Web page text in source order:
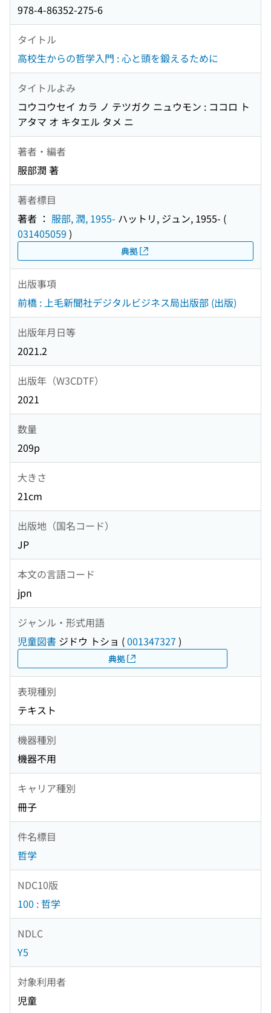
978-4-86352-275-6
タイトル
高校生からの哲学入門 : 心と頭を鍛えるために
タイトルよみ
コウコウセイ カラ ノ テツガク ニュウモン : ココロ ト
アタマ オ キタエル タメ ニ
著者・編者
服部潤 著
著者標目
著者 ： 服部, 潤, 1955- ハットリ, ジュン, 1955- (
031405059 )
典拠
出版事項
前橋 : 上毛新聞社デジタルビジネス局出版部 (出版)
出版年月日等
2021.2
出版年（W3CDTF）
2021
数量
209p
大きさ
21cm
出版地（国名コード）
JP
本文の言語コード
jpn
ジャンル・形式用語
児童図書 ジドウ トショ (001347327 )
典拠
表現種別
テキスト
機器種別
機器不用
キャリア種別
冊子
件名標目
哲学
NDC10版
100 : 哲学
NDLC
Y5
対象利用者
児童